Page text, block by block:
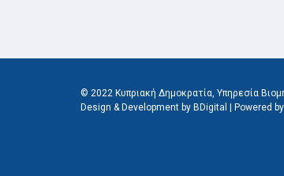
© 2022 Κυπριακή Δημοκρατία, Υπηρεσία
Design & Development by BDigital
Powered